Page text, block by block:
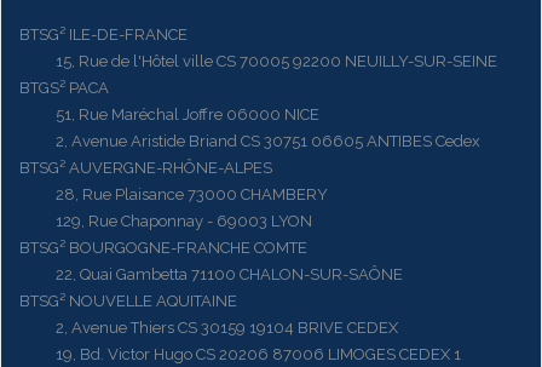
BTSG² ILE-DE-FRANCE
15, Rue de l'Hôtel ville CS 70005 92200 NEUILLY-SUR-SEINE
BTGS² PACA
51, Rue Maréchal Joffre 06000 NICE
2, Avenue Aristide Briand CS 30751 06605 ANTIBES Cedex
BTSG² AUVERGNE-RHÔNE-ALPES
28, Rue Plaisance 73000 CHAMBERY
129, Rue Chaponnay - 69003 LYON
BTSG² BOURGOGNE-FRANCHE COMTE
22, Quai Gambetta 71100 CHALON-SUR-SAÔNE
BTSG² NOUVELLE AQUITAINE
2, Avenue Thiers CS 30159 19104 BRIVE CEDEX
19, Bd. Victor Hugo CS 20206 87006 LIMOGES CEDEX 1